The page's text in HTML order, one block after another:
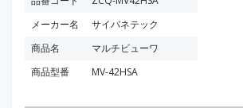
メーカー名
サイバネテック
商品名
マルチビューワ
商品型番
MV-42HSA